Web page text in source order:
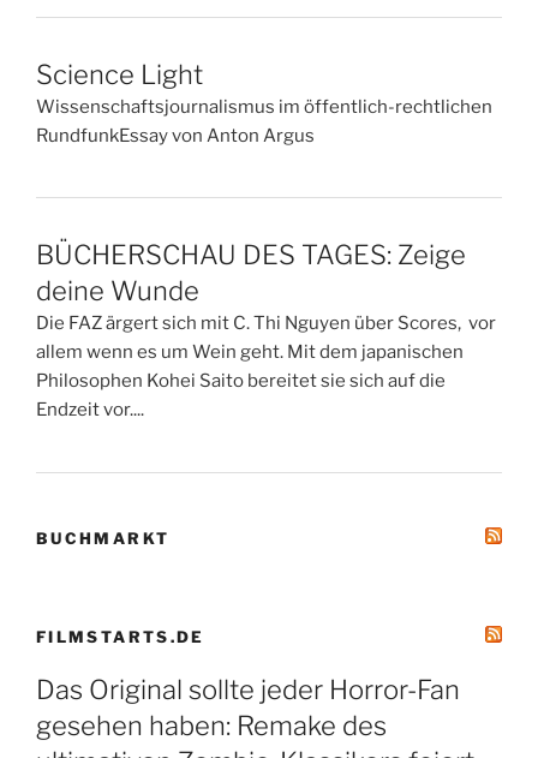
Science Light
Wissenschaftsjournalismus im öffentlich-rechtlichen
RundfunkEssay von Anton Argus
BÜCHERSCHAU DES TAGES: Zeige
deine Wunde
Die FAZ ärgert sich mit C. Thi Nguyen über Scores, vor
allem wenn es um Wein geht. Mit dem japanischen
Philosophen Kohei Saito bereitet sie sich auf die
Endzeit vor....
BUCHMARKT
FILMSTARTS.DE
Das Original sollte jeder Horror-Fan
gesehen haben: Remake des